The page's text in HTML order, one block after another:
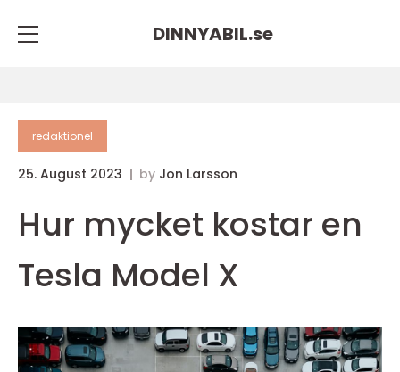
DINNYABIL.se
redaktionel
25. August 2023 by Jon Larsson
Hur mycket kostar en
Tesla Model X